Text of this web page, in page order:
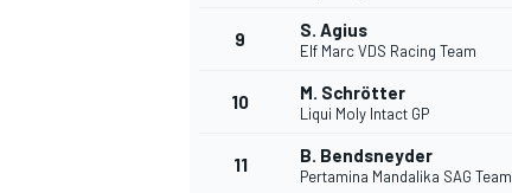
9 S. Agius
Elf Marc VDS Racing Team
10 M. Schrötter
Liqui Moly Intact GP
11 B. Bendsneyder
Pertamina Mandalika SAG Team